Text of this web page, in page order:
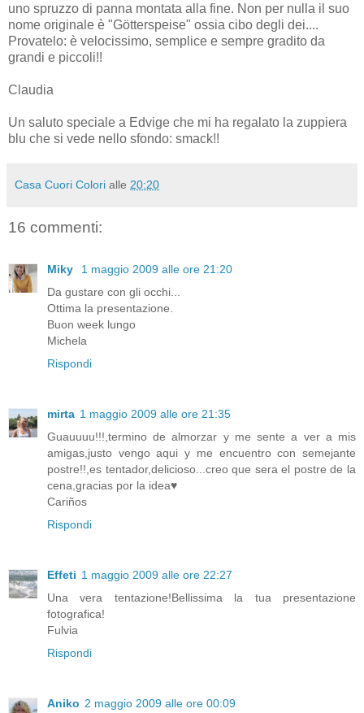
uno spruzzo di panna montata alla fine. Non per nulla il suo
nome originale è "Götterspeise" ossia cibo degli dei....
Provatelo: è velocissimo, semplice e sempre gradito da
grandi e piccoli!!
Claudia
Un saluto speciale a Edvige che mi ha regalato la zuppiera
blu che si vede nello sfondo: smack!!
Casa Cuori Colori alle 20:20
16 commenti:
Miky
1 maggio 2009 alle ore 21:20
Da gustare con gli occhi...
Ottima la presentazione.
Buon week lungo
Michela
Rispondi
mirta 1 maggio 2009 alle ore 21:35
Guauuuu!!!,termino de almorzar y me sente a ver a mis
amigas,justo vengo aqui y me encuentro con semejante
postre!!,es tentador,delicioso...creo que sera el postre de la
cena,gracias por la idea♥
Cariños
Rispondi
Effeti 1 maggio 2009 alle ore 22:27
Una vera tentazione!Bellissima la tua presentazione
fotografica!
Fulvia
Rispondi
Aniko 2 maggio 2009 alle ore 00:09